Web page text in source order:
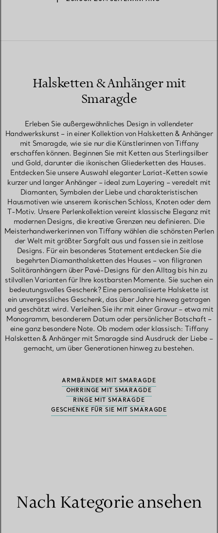
Halsketten & Anhänger mit
Smaragde
Erleben Sie außergewöhnliches Design in vollendeter
Handwerkskunst – in einer Kollektion von Halsketten & Anhänger
mit Smaragde, wie sie nur die Künstlerinnen von Tiffany
erschaffen können. Beginnen Sie mit Ketten aus Sterlingsilber
und Gold, darunter die ikonischen Gliederketten des Hauses.
Entdecken Sie unsere Auswahl eleganter Lariat-Ketten sowie
kurzer und langer Anhänger – ideal zum Layering – veredelt mit
Diamanten, Symbolen der Liebe und charakteristischen
Hausmotiven wie unserem ikonischen Schloss, Knoten oder dem
T-Motiv. Unsere Perlenkollektion vereint klassische Eleganz mit
modernen Designs, die kreative Grenzen neu definieren. Die
Meisterhandwerkerinnen von Tiffany wählen die schönsten Perlen
der Welt mit größter Sorgfalt aus und fassen sie in zeitlose
Designs. Für ein besonderes Statement entdecken Sie die
begehrten Diamanthalsketten des Hauses – von filigranen
Solitäranhängern über Pavé-Designs für den Alltag bis hin zu
stilvollen Varianten für Ihre kostbarsten Momente. Sie suchen ein
bedeutungsvolles Geschenk? Eine personalisierte Halskette ist
ein unvergessliches Geschenk, das über Jahre hinweg getragen
und geschätzt wird. Verleihen Sie ihr mit einer Gravur – etwa mit
Monogramm, besonderem Datum oder persönlicher Botschaft –
eine ganz besondere Note. Ob modern oder klassisch: Tiffany
Halsketten & Anhänger mit Smaragde sind Ausdruck der Liebe –
gemacht, um über Generationen hinweg zu bestehen.
ARMBÄNDER MIT SMARAGDE
OHRRINGE MIT SMARAGDE
RINGE MIT SMARAGDE
GESCHENKE FÜR SIE MIT SMARAGDE
Nach Kategorie ansehen